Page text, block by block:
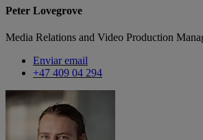
Peter Lovegrove
Media Relations and Video Production
Enviar email
+47 409 04 294